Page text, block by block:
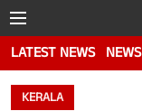
LATEST NEWS
KERALA